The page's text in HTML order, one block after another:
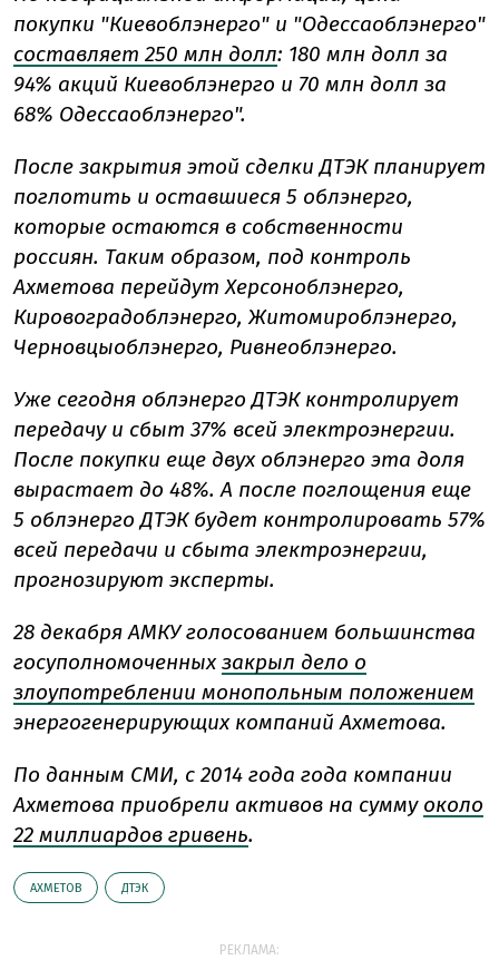
покупки "Киевоблэнерго" и "Одессаоблэнерго"
составляет 250 млн долл: 180 млн долл за
94% акций Киевоблэнерго и 70 млн долл за
68% Одессаоблэнерго".
После закрытия этой сделки ДТЭК планирует
поглотить и оставшиеся 5 облэнерго,
которые остаются в собственности
россиян. Таким образом, под контроль
Ахметова перейдут Херсоноблэнерго,
Кировоградоблэнерго, Житомироблэнерго,
Черновцыоблэнерго, Ривнеоблэнерго.
Уже сегодня облэнерго ДТЭК контролирует
передачу и сбыт 37% всей электроэнергии.
После покупки еще двух облэнерго эта доля
вырастает до 48%. А после поглощения еще
5 облэнерго ДТЭК будет контролировать 57%
всей передачи и сбыта электроэнергии,
прогнозируют эксперты.
28 декабря АМКУ голосованием большинства
госуполномоченныхзакрыл дело о
злоупотреблении монопольным положением
энергогенерирующих компаний Ахметова.
По данным СМИ, с 2014 года года компании
Ахметова приобрели активов на сумму около
22 миллиардов гривень.
АХМЕТОВ ДТЭК
РЕКЛАМА: